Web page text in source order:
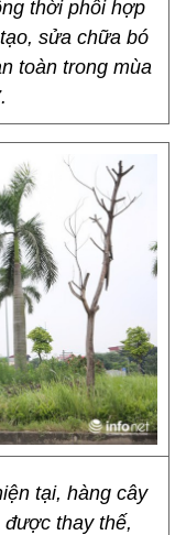
thời phối hợp
sửa chữa bó
toàn trong mùa
tại, hàng cây
thay thế,